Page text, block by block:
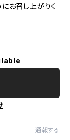
お召し上がりく
通報する